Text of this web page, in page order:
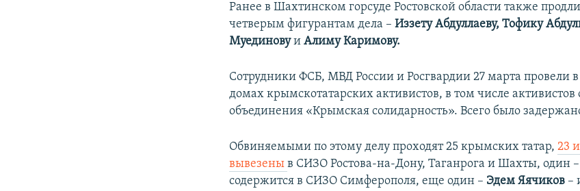
Ранее в Шахтинском горсуде Ростовской области также
четверым фигурантам дела –Иззету Абдуллаеву, Тофику
МуединовуиАлиму Каримову.
Сотрудники ФСБ, МВД России и Росгвардии 27 марта провели
домах крымскотатарских активистов, в том числе активистов
объединения «Крымская солидарность». Всего было
Обвиняемыми по этому делу проходят 25 крымских татар,23
вывезеныв СИЗО Ростова-на-Дону, Таганрога и Шахты, один
содержится в СИЗО Симферополя, еще один – Эдем Яячиков –